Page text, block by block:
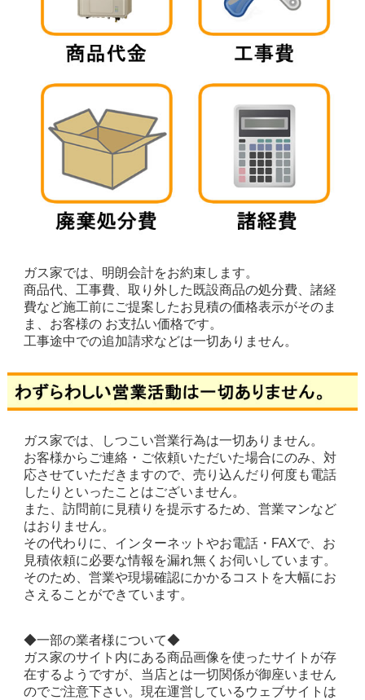
ガス家では、明朗会計をお約束します。
商品代、工事費、取り外した既設商品の処分費、諸経
費など施工前にご提案したお見積の価格表示がそのま
ま、お客様の お支払い価格です。
工事途中での追加請求などは一切ありません。
ガス家では、しつこい営業行為は一切ありません。
お客様からご連絡・ご依頼いただいた場合にのみ、対
応させていただきますので、売り込んだり何度も電話
したりといったことはございません。
また、訪問前に見積りを提示するため、営業マンなど
はおりません。
その代わりに、インターネットやお電話・FAXで、お
見積依頼に必要な情報を漏れ無くお伺いしています。
そのため、営業や現場確認にかかるコストを大幅にお
さえることができています。
◆一部の業者様について◆
ガス家のサイト内にある商品画像を使ったサイトが存
在するようですが、当店とは一切関係が御座いません
のでご注意下さい。現在運営しているウェブサイトは